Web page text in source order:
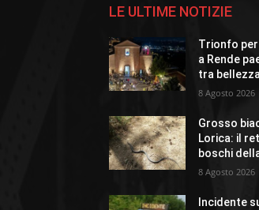
LE ULTIME NOTIZIE
Trionfo per
a Rende
tra
8 Agosto 2026
Grosso
Lorica: il
boschi
8 Agosto 2026
Incidente